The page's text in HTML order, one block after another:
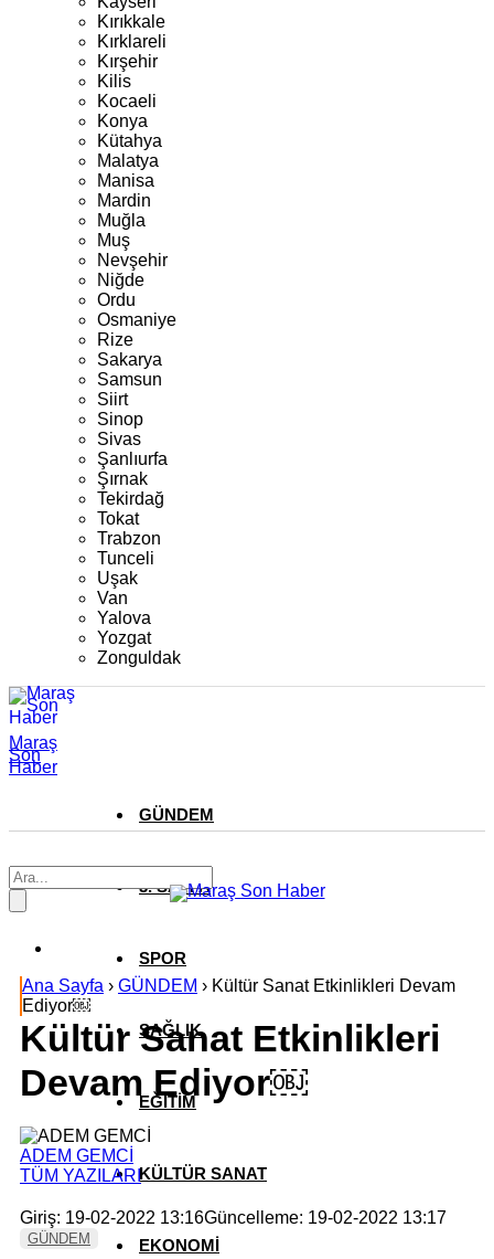
Kırıkkale
Kırklareli
Kırşehir
Kilis
Kocaeli
Konya
Kütahya
Malatya
Manisa
Mardin
Muğla
Muş
Nevşehir
Niğde
Ordu
Osmaniye
Rize
Sakarya
Samsun
Siirt
Sinop
Sivas
Şanlıurfa
Şırnak
Tekirdağ
Tokat
Trabzon
Tunceli
Uşak
Van
Yalova
Yozgat
Zonguldak
Maraş
Son
Haber
GÜNDEM
3. SAYFA
SPOR
SAĞLIK
EĞİTİM
KÜLTÜR SANAT
EKONOMİ
Ana Sayfa › GÜNDEM › Kültür Sanat Etkinlikleri Devam
Ediyor￼
Kültür Sanat Etkinlikleri
Devam Ediyor￼
ADEM GEMCİ
TÜM YAZILARI
Giriş: 19-02-2022 13:16Güncelleme: 19-02-2022 13:17
GÜNDEM